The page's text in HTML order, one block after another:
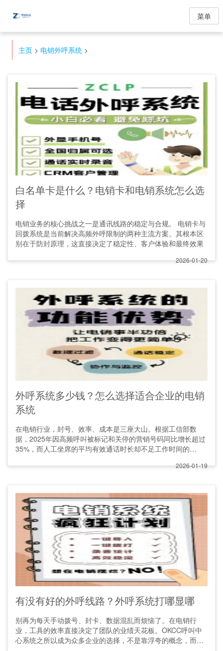
菜单
主页 > 电销外呼系统 >
白名单卡是什么？电销卡和电销系统怎么选
择
电销业务的核心挑战之一是通讯线路的稳定与合规。 电销卡与
回拨系统是当前解决高频外呼限制的两种主流方案。其根本区
别在于防封原理，这直接决定了稳定性、客户体验和最终效果
2026-01-20
外呼系统多少钱？怎么选择适合企业的电销
系统
在电销行业，封号、效率、成本是三座大山。根据工信部数
据，2025年因高频呼叫被标记和关停的营销号码同比增长超过
35%，而人工坐席的平均有效通话时长却不足工作时间的
2026-01-19
有没有好的外呼线路？外呼系统打哪显哪
别再为每天手动拨号、封卡、数据混乱而烦恼了。在电销行
业，工具的效率直接决定了团队的业绩天花板。OKCC呼叫中
心系统之所以成为众多企业的选择，不是靠浮夸的概念，而是